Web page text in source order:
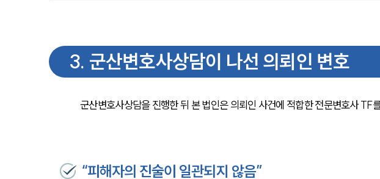
3. 군산변호사상담이 나선 의뢰인 변호
군산변호사상담을 진행한 뒤 본 법인은 의뢰인 사건에 적합한 전문변호사 TF
“피해자의 진술이 일관되지 않음”